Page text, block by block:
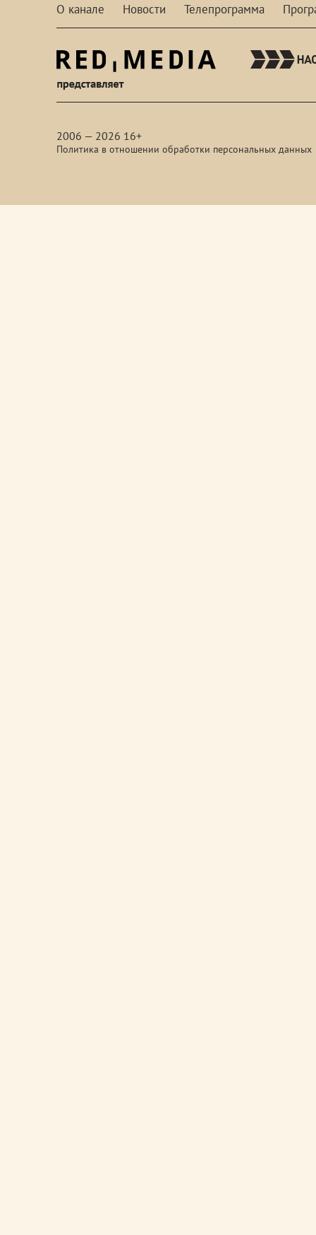
О канале Новости Телепрограмма
2006 — 2026 16+
Политика в отношении обработки персональных данных